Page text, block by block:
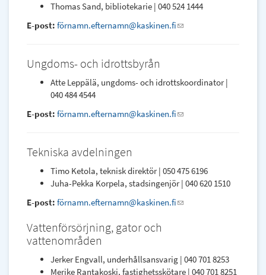
e-
mail)
Thomas Sand, bibliotekarie | 040 524 1444
E-post: förnamn.efternamn@kaskinen.fi(link
Ungdoms- och idrottsbyrån
Atte Leppälä, ungdoms- och idrottskoordinator |
040 484 4544
E-post: förnamn.efternamn@kaskinen.fi(link
Tekniska avdelningen
Timo Ketola, teknisk direktör | 050 475 6196
Juha-Pekka Korpela, stadsingenjör | 040 620 1510
E-post: förnamn.efternamn@kaskinen.fi(link
Vattenförsörjning, gator och
vattenområden
Jerker Engvall, underhållsansvarig | 040 701 8253
Merike Rantakoski, fastighetsskötare | 040 701 8251